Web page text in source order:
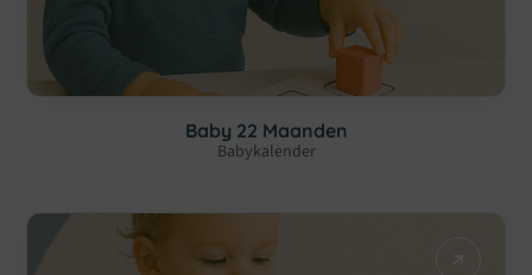
Baby 22 Maanden
Babykalender